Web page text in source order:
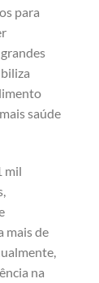
para
saúde
mil
mais de
na